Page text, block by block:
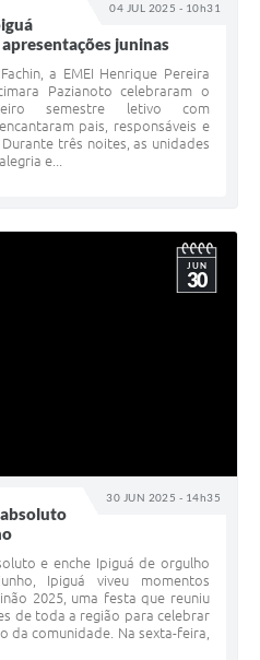
04 JUL 2025 - 10h31
juninas
a EMEI Henrique Pereira
Pazianoto celebraram o
semestre letivo com
pais, responsáveis e
três noites, as unidades
e...
30 JUN 2025 - 14h35
JUN
30
e enche Ipiguá de orgulho
Ipiguá viveu momentos
2025, uma festa que reuniu
de toda a região para celebrar
da comunidade. Na sexta-feira,